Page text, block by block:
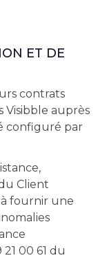
ET DE
contrats
Visibble auprès
configuré par
Client
fournir une
00 61 du